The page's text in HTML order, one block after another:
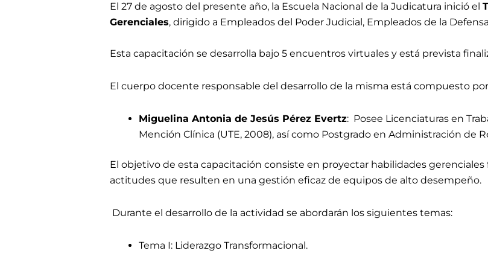
El 27 de agosto del presente año, la Escuela Nacional de la Judicatura inició el
Gerenciales, dirigido a Empleados del Poder Judicial, Empleados de la
Esta capacitación se desarrolla bajo 5 encuentros virtuales y está prevista
El cuerpo docente responsable del desarrollo de la misma está compuesto
Miguelina Antonia de Jesús Pérez Evertz: Posee Licenciaturas en
Mención Clínica (UTE, 2008), así como Postgrado en Administración de
El objetivo de esta capacitación consiste en proyectar habilidades
actitudes que resulten en una gestión eficaz de equipos de alto desempeño.
Durante el desarrollo de la actividad se abordarán los siguientes temas:
Tema I: Liderazgo Transformacional.